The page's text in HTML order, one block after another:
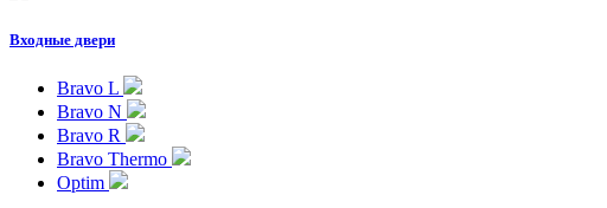
Входные двери
Bravo L
Bravo N
Bravo R
Bravo Thermo
Optim